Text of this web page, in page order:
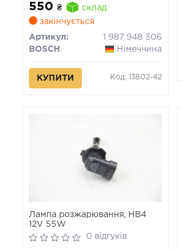
550 ₴
склад
закінчується
Артикул:
1 987 948 306
BOSCH
Німеччина
КУПИТИ Код: 13802-42
Лампа розжарювання, HB4
12V 55W
0 відгуків